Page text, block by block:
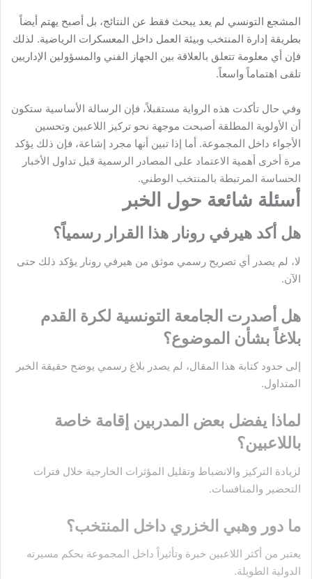
المشجع التونسي لم يعد يبحث فقط عن النتائج، بل أصبح يهتم أيضاً
بطريقة إدارة المنتخب وبيئة العمل داخل المعسكرات الرياضية. لذلك
فإن أي معلومة تتعلق بالعلاقة بين الجهاز الفني والمسؤولين الإداريين
تلقى اهتماماً واسعاً.
وفي حال تأكدت هذه الرواية مستقبلاً، فإن الرسالة الأساسية ستكون
أن الأولوية المطلقة أصبحت موجهة نحو تركيز اللاعبين وتحسين
الأجواء داخل المجموعة. أما إذا تبين أنها مجرد إشاعة، فإن ذلك يؤكد
مرة أخرى أهمية الاعتماد على المصادر الرسمية قبل تداول الأخبار
الحساسة المرتبطة بالمنتخب الوطني.
أسئلة شائعة حول الخبر
هل أكد هيرفي رونار هذا القرار رسمياً؟
لا، لم يصدر أي تصريح رسمي موثق من هيرفي رونار يؤكد ذلك حتى
الآن.
هل أصدرت الجامعة التونسية لكرة القدم
بلاغاً بشأن الموضوع؟
إلى حدود كتابة هذا المقال، لم يصدر بلاغ رسمي يوضح حقيقة الخبر
المتداول.
لماذا يفضل بعض المدربين إقامة خاصة
باللاعبين؟
لزيادة التركيز والانضباط وتقليل المؤثرات الخارجية خلال فترات
التحضير والمنافسات.
ما دور وهبي الخزري داخل المنتخب؟
يعتبر من أكثر اللاعبين خبرة وتأثيراً داخل المجموعة بحكم مسيرته
الدولية الطويلة.